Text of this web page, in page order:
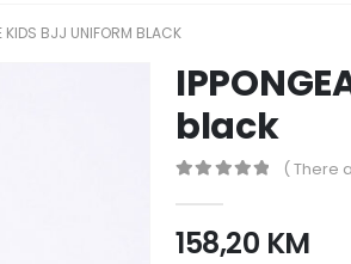
KIDS BJJ UNIFORM BLACK
black
( There
158,20 KM